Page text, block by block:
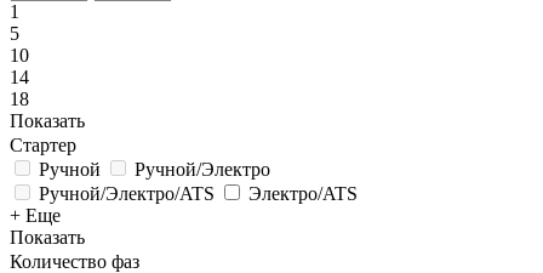
1
5
10
14
18
Показать
Стартер
Ручной
Ручной/Электро
Ручной/Электро/ATS
Электро/ATS
+ Еще
Показать
Количество фаз